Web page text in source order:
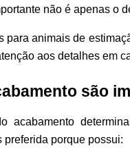
não é apenas o
para animais de
aos detalhes em
são
acabamento
preferida porque possui: